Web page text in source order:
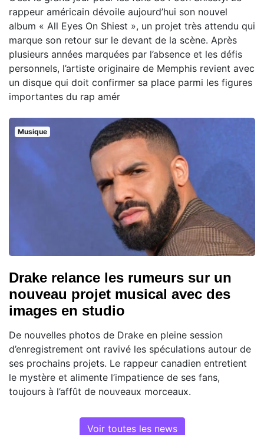
rappeur américain dévoile aujourd’hui son nouvel
album « All Eyes On Shiest », un projet très attendu qui
marque son retour sur le devant de la scène. Après
plusieurs années marquées par l’absence et les défis
personnels, l’artiste originaire de Memphis revient avec
un disque qui doit confirmer sa place parmi les figures
importantes du rap amér
Musique
Drake relance les rumeurs sur un
nouveau projet musical avec des
images en studio
De nouvelles photos de Drake en pleine session
d’enregistrement ont ravivé les spéculations autour de
ses prochains projets. Le rappeur canadien entretient
le mystère et alimente l’impatience de ses fans,
toujours à l’affût de nouveaux morceaux.
Voir toutes les news